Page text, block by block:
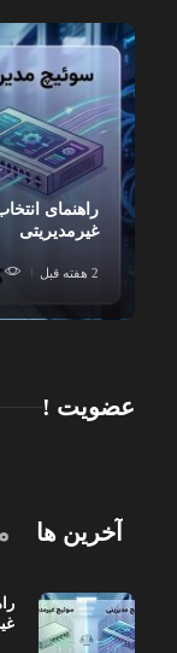
راهنمای
غیرمدیریتی
2 هفته قبل
عضویت !
آخرین ها